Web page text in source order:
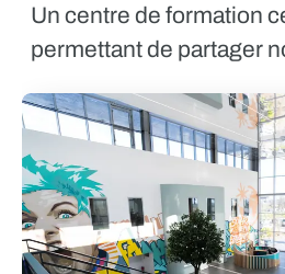
Un centre de formation
permettant de partager